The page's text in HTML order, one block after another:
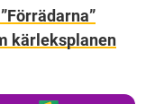
kärleksplanen